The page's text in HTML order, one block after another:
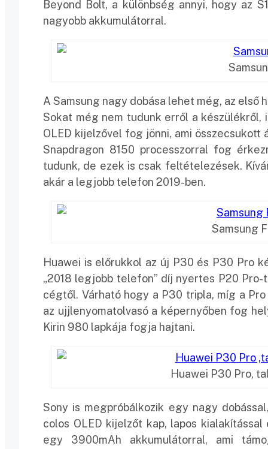
Beyond Bolt, a különbség annyi, hogy az
nagyobb akkumulátorral.
A Samsung nagy dobása lehet még, az első
Sokat még nem tudunk erről a
OLED kijelzővel fog jönni, ami
Snapdragon 8150 processzorral fog
tudunk, de ezek is csak feltételezések.
akár a legjobb telefon 2019-ben.
Samsung
Huawei is előrukkol az új P30 és P30 Pro
„2018 legjobb telefon” díj nyertes P20
cégtől. Várható hogy a P30 tripla, míg a
az ujjlenyomatolvasó a képernyőben fog
Kirin 980 lapkája fogja hajtani.
Huawei P30 Pro,
Sony is megpróbálkozik egy nagy
colos OLED kijelzőt kap, lapos
egy 3900mAh akkumulátorral, ami